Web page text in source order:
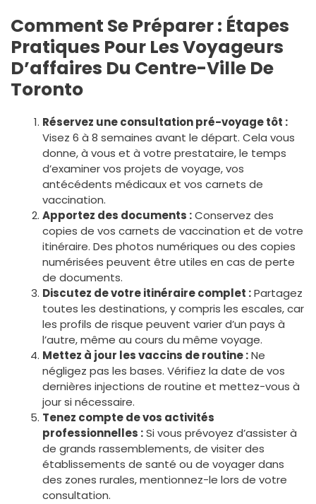
Comment Se Préparer : Étapes
Pratiques Pour Les Voyageurs
D’affaires Du Centre-Ville De
Toronto
Réservez une consultation pré-voyage tôt :
Visez 6 à 8 semaines avant le départ. Cela vous
donne, à vous et à votre prestataire, le temps
d’examiner vos projets de voyage, vos
antécédents médicaux et vos carnets de
vaccination.
Apportez des documents :Conservez des
copies de vos carnets de vaccination et de votre
itinéraire. Des photos numériques ou des copies
numérisées peuvent être utiles en cas de perte
de documents.
Discutez de votre itinéraire complet :Partagez
toutes les destinations, y compris les escales, car
les profils de risque peuvent varier d’un pays à
l’autre, même au cours du même voyage.
Mettez à jour les vaccins de routine :Ne
négligez pas les bases. Vérifiez la date de vos
dernières injections de routine et mettez-vous à
jour si nécessaire.
Tenez compte de vos activités
professionnelles :Si vous prévoyez d’assister à
de grands rassemblements, de visiter des
établissements de santé ou de voyager dans
des zones rurales, mentionnez-le lors de votre
consultation.